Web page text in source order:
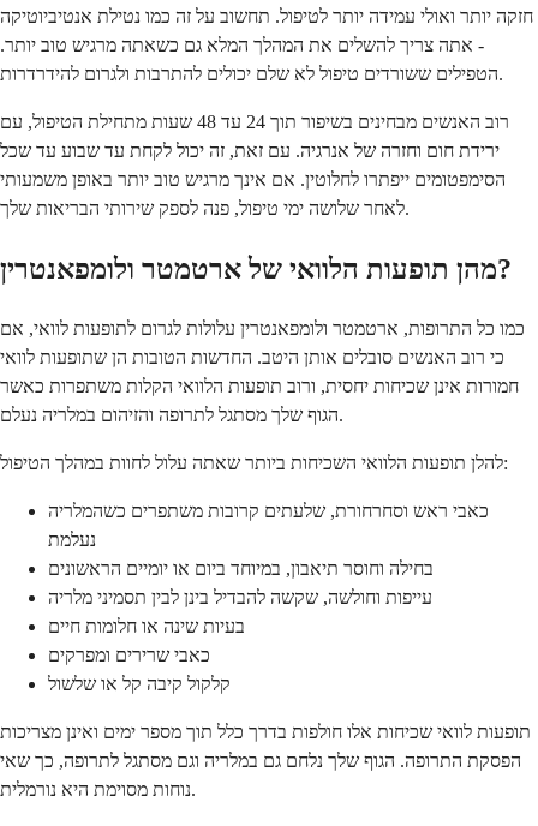
חזקה יותר ואולי עמידה יותר לטיפול. תחשוב על זה כמו נטילת אנטיביוטיקה
- אתה צריך להשלים את המהלך המלא גם כשאתה מרגיש טוב יותר.
הטפילים ששורדים טיפול לא שלם יכולים להתרבות ולגרום להידרדרות.
רוב האנשים מבחינים בשיפור תוך 24 עד 48 שעות מתחילת הטיפול, עם
ירידת חום וחזרה של אנרגיה. עם זאת, זה יכול לקחת עד שבוע עד שכל
הסימפטומים ייפתרו לחלוטין. אם אינך מרגיש טוב יותר באופן משמעותי
לאחר שלושה ימי טיפול, פנה לספק שירותי הבריאות שלך.
מהן תופעות הלוואי של ארטמטר ולומפאנטרין?
כמו כל התרופות, ארטמטר ולומפאנטרין עלולות לגרום לתופעות לוואי, אם
כי רוב האנשים סובלים אותן היטב. החדשות הטובות הן שתופעות לוואי
חמורות אינן שכיחות יחסית, ורוב תופעות הלוואי הקלות משתפרות כאשר
הגוף שלך מסתגל לתרופה והזיהום במלריה נעלם.
להלן תופעות הלוואי השכיחות ביותר שאתה עלול לחוות במהלך הטיפול:
כאבי ראש וסחרחורת, שלעתים קרובות משתפרים כשהמלריה
נעלמת
בחילה וחוסר תיאבון, במיוחד ביום או יומיים הראשונים
עייפות וחולשה, שקשה להבדיל בינן לבין תסמיני מלריה
בעיות שינה או חלומות חיים
כאבי שרירים ומפרקים
קלקול קיבה קל או שלשול
תופעות לוואי שכיחות אלו חולפות בדרך כלל תוך מספר ימים ואינן מצריכות
הפסקת התרופה. הגוף שלך נלחם גם במלריה וגם מסתגל לתרופה, כך שאי
נוחות מסוימת היא נורמלית.